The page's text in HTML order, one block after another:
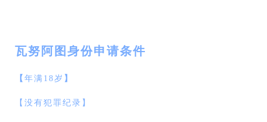
瓦努阿图身份申请条件
【 年满18岁 】
【没有犯罪纪录】